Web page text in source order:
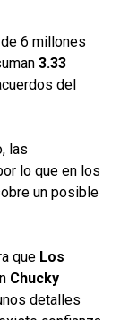
6 millones
3.33
del
las
lo que en los
un posible
que Los
Chucky
detalles